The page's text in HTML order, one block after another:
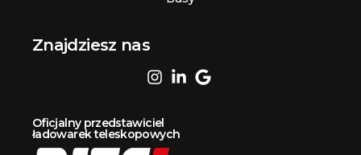
Znajdziesz nas
Oficjalny przedstawiciel
ładowarek teleskopowych